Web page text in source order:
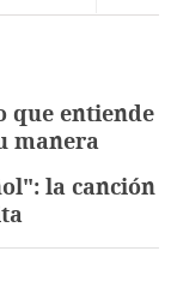
que entiende
manera
la canción